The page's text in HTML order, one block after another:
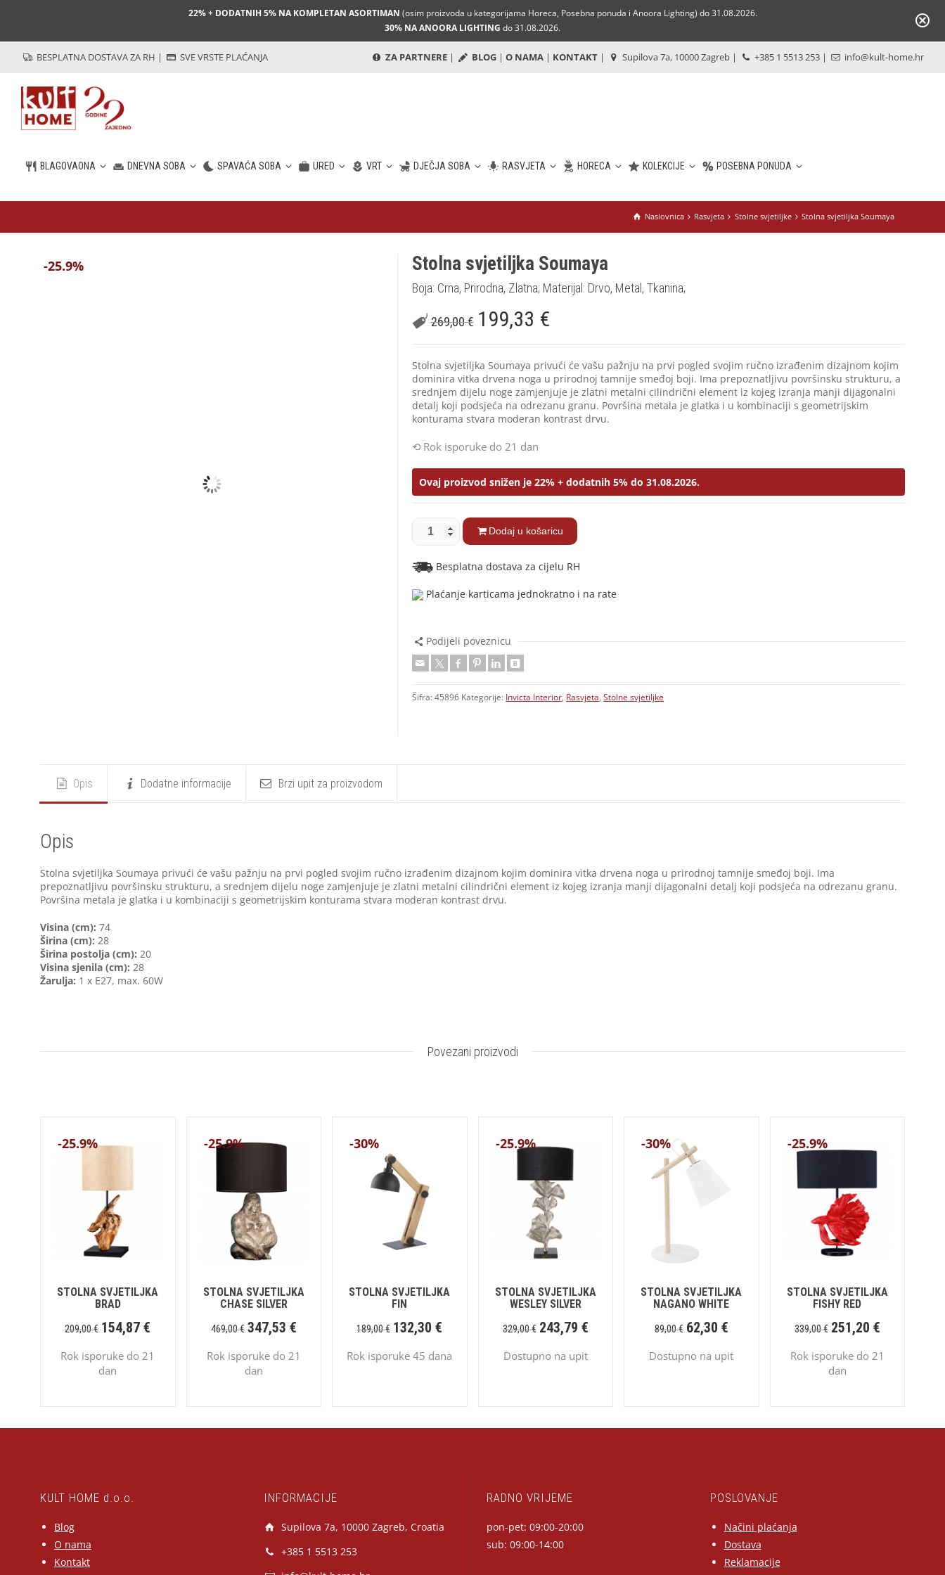
22% + DODATNIH 5% NA KOMPLETAN ASORTIMAN (osim proizvoda u kategorijama Horeca, Posebna ponuda i Anoora Lighting) do 31.08.2026.
30% NA ANOORA LIGHTING do 31.08.2026.
BESPLATNA DOSTAVA ZA RH | SVE VRSTE PLAĆANJA ZA PARTNERE | BLOG | O NAMA | KONTAKT | Supilova 7a, 10000 Zagreb | +385 1 5513 253 | info@kult-home.hr
BLAGOVAONA DNEVNA SOBA SPAVAĆA SOBA URED VRT DJEČJA SOBA RASVJETA HORECA KOLEKCIJE POSEBNA PONUDA
HR
Naslovnica Rasvjeta Stolne svjetiljke Stolna svjetiljka Soumaya
-25.9% Stolna svjetiljka Soumaya
Boja: Crna, Prirodna, Zlatna; Materijal: Drvo, Metal, Tkanina;
269,00€ 199,33 €
Stolna svjetiljka Soumaya privući će vašu pažnju na prvi pogled svojim ručno izrađenim dizajnom kojim
dominira vitka drvena noga u prirodnoj tamnije smeđoj boji. Ima prepoznatljivu površinsku strukturu, a
srednjem dijelu noge zamjenjuje je zlatni metalni cilindrični element iz kojeg izranja manji dijagonalni
detalj koji podsjeća na odrezanu granu. Površina metala je glatka i u kombinaciji s geometrijskim
konturama stvara moderan kontrast drvu.
Rok isporuke do 21 dan
Ovaj proizvod snižen je 22% + dodatnih 5% do 31.08.2026.
Dodaj u košaricu
Besplatna dostava za cijelu RH
Plaćanje karticama jednokratno i na rate
Podijeli poveznicu
Šifra:45896 Kategorije: Invicta Interior, Rasvjeta,Stolne svjetiljke
Opis Dodatne informacije Brzi upit za proizvodom
Opis
Stolna svjetiljka Soumaya privući će vašu pažnju na prvi pogled svojim ručno izrađenim dizajnom kojim dominira vitka drvena noga u prirodnoj tamnije smeđoj boji. Ima
prepoznatljivu površinsku strukturu, a srednjem dijelu noge zamjenjuje je zlatni metalni cilindrični element iz kojeg izranja manji dijagonalni detalj koji podsjeća na odrezanu granu.
Površina metala je glatka i u kombinaciji s geometrijskim konturama stvara moderan kontrast drvu.
Visina (cm): 74
Širina (cm): 28
Širina postolja (cm): 20
Visina sjenila (cm): 28
Žarulja: 1 x E27, max. 60W
Povezani proizvodi
-25.9%
STOLNA SVJETILJKA
BRAD
209,00€ 154,87€
Rok isporuke do 21
dan
-25.9%
STOLNA SVJETILJKA
CHASE SILVER
469,00€ 347,53 €
Rok isporuke do 21
dan
-30%
STOLNA SVJETILJKA
FIN
189,00€ 132,30€
Rok isporuke 45 dana
-25.9%
STOLNA SVJETILJKA
WESLEY SILVER
329,00€ 243,79 €
Dostupno na upit
-30%
STOLNA SVJETILJKA
NAGANO WHITE
89,00€ 62,30 €
Dostupno na upit
-25.9%
STOLNA SVJETILJKA
FISHY RED
339,00€ 251,20 €
Rok isporuke do 21
dan
KULT HOME d.o.o.
Blog
O nama
Kontakt
INFORMACIJE
Supilova 7a, 10000 Zagreb, Croatia
+385 1 5513 253
RADNO VRIJEME
pon-pet: 09:00-20:00
sub: 09:00-14:00
POSLOVANJE
Načini plaćanja
Dostava
Reklamacije